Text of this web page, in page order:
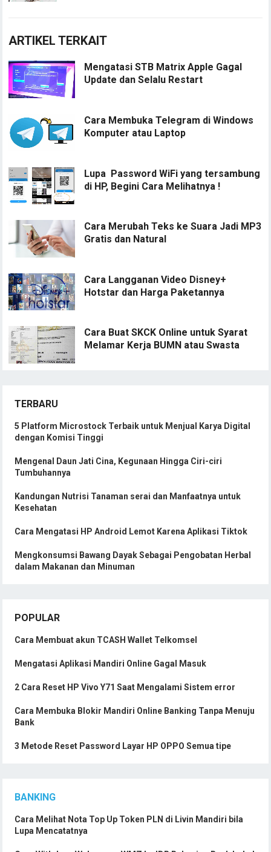
ARTIKEL TERKAIT
Mengatasi STB Matrix Apple Gagal
Update dan Selalu Restart
Cara Membuka Telegram di Windows
Komputer atau Laptop
Lupa Password WiFi yang tersambung
di HP, Begini Cara Melihatnya !
Cara Merubah Teks ke Suara Jadi MP3
Gratis dan Natural
Cara Langganan Video Disney+
Hotstar dan Harga Paketannya
Cara Buat SKCK Online untuk Syarat
Melamar Kerja BUMN atau Swasta
TERBARU
5 Platform Microstock Terbaik untuk Menjual Karya Digital
dengan Komisi Tinggi
Mengenal Daun Jati Cina, Kegunaan Hingga Ciri-ciri
Tumbuhannya
Kandungan Nutrisi Tanaman serai dan Manfaatnya untuk
Kesehatan
Cara Mengatasi HP Android Lemot Karena Aplikasi Tiktok
Mengkonsumsi Bawang Dayak Sebagai Pengobatan Herbal
dalam Makanan dan Minuman
POPULAR
Cara Membuat akun TCASH Wallet Telkomsel
Mengatasi Aplikasi Mandiri Online Gagal Masuk
2 Cara Reset HP Vivo Y71 Saat Mengalami Sistem error
Cara Membuka Blokir Mandiri Online Banking Tanpa Menuju
Bank
3 Metode Reset Password Layar HP OPPO Semua tipe
BANKING
Cara Melihat Nota Top Up Token PLN di Livin Mandiri bila
Lupa Mencatatnya